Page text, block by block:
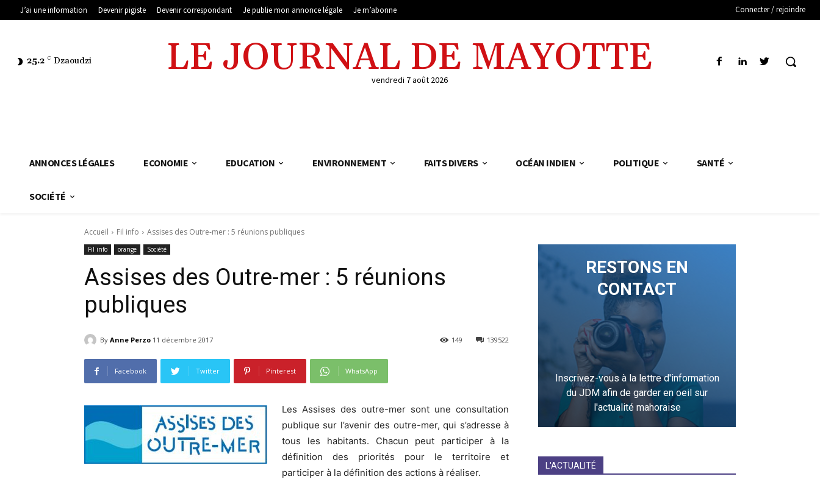
J’ai une information Devenir pigiste Devenir correspondant Je publie mon annonce légale Je m’abonne Connecter / rejoindre
25.2 C Dzaoudzi LE JOURNAL DE MAYOTTE
vendredi 7 août 2026
ANNONCES LÉGALES ECONOMIE EDUCATION ENVIRONNEMENT FAITS DIVERS OCÉAN INDIEN POLITIQUE SANTÉ
SOCIÉTÉ
Accueil Fil info Assises des Outre-mer : 5 réunions publiques
Fil info orange Société
Assises des Outre-mer : 5 réunions
publiques
By Anne Perzo 11 décembre 2017 139522
149
Facebook Twitter Pinterest WhatsApp
Les Assises des outre-mer sont une consultation
publique sur l’avenir des outre-mer, qui s’adresse à
tous les habitants. Chacun peut participer à la
définition des priorités pour le territoire et
participer à la définition des actions à réaliser.
RESTONS EN
CONTACT
Inscrivez-vous à la lettre d'information
du JDM afin de garder en oeil sur
l'actualité mahoraise
L'ACTUALITÉ